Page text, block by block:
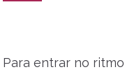
Para entrar no